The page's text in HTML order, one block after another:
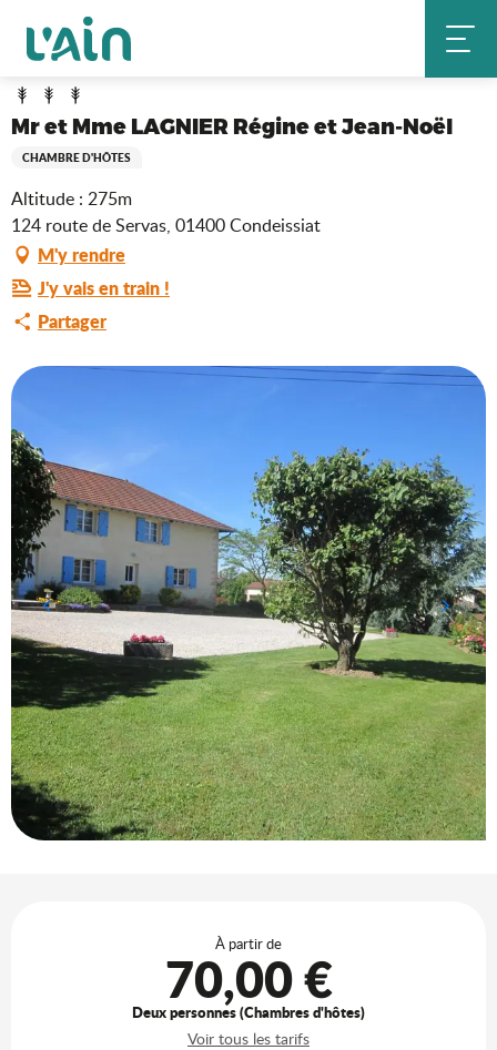
contenu
principal
Accueil Mr et Mme LAGNIER Régine et Jean-Noël
Mr et Mme LAGNIER Régine et Jean-Noël
CHAMBRE D'HÔTES
Altitude : 275m
124 route de Servas, 01400 Condeissiat
M'y rendre
J'y vais en train !
Partager
À partir de
70,00 €
Deux personnes (Chambres d'hôtes)
Voir tous les tarifs